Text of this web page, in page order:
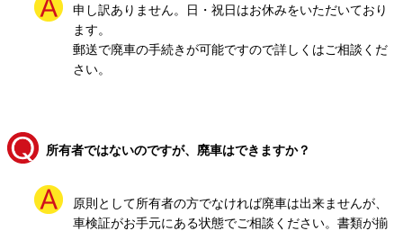
申し訳ありません。日・祝日はお休みをいただいており
ます。
郵送で廃車の手続きが可能ですので詳しくはご相談くだ
さい。
所有者ではないのですが、廃車はできますか？
原則として所有者の方でなければ廃車は出来ませんが、
車検証がお手元にある状態でご相談ください。書類が揃